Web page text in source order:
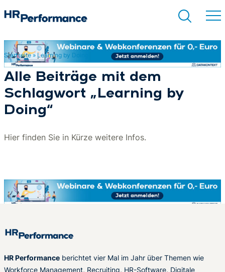
Suchen
Startseite» Learning by Doing
Alle Beiträge mit dem
Schlagwort „Learning by
Doing“
Hier finden Sie in Kürze weitere Infos.
HR Performance berichtet vier Mal im Jahr über Themen wie
Workforce Management, Recruiting, HR-Software, Digitale